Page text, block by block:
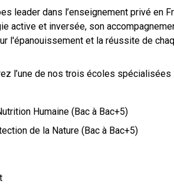
leader dans l’enseignement privé en
active et inversée, son
l'épanouissement et la réussite de
l’une de nos trois écoles spécialisées :
Humaine (Bac à Bac+5)
de la Nature (Bac à Bac+5)